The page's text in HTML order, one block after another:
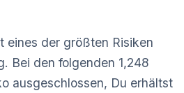
eines der größten Risiken
Bei den folgenden 1,248
ausgeschlossen, Du erhältst